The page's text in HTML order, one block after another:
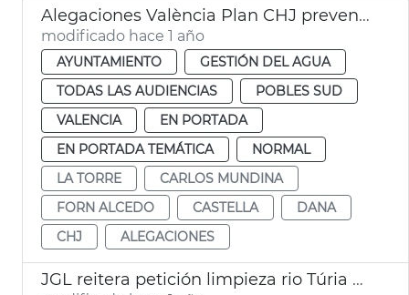
Alegaciones València Plan CHJ prevención dana
modificado hace 1 año
AYUNTAMIENTO
GESTIÓN DEL AGUA
TODAS LAS AUDIENCIAS
POBLES SUD
VALENCIA
EN PORTADA
EN PORTADA TEMÁTICA
NORMAL
LA TORRE
CARLOS MUNDINA
FORN ALCEDO
CASTELLA
DANA
CHJ
ALEGACIONES
JGL reitera petición limpieza rio Túria y dice que no es zona urbana